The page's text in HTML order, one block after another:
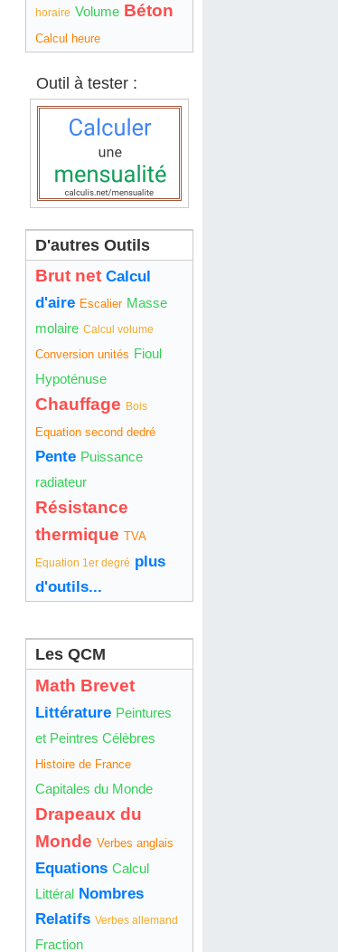
horaire Volume Béton
Calcul heure
Outil à tester :
D'autres Outils
Brut net Calcul
d'aire Escalier Masse
molaire Calcul volume
Conversion unités Fioul
Hypoténuse
Chauffage Bois
Equation second dedré
Pente Puissance
radiateur
Résistance
thermique TVA
Equation 1er degré plus
d'outils...
Les QCM
Math Brevet
Littérature Peintures
et Peintres Célèbres
Histoire de France
Capitales du Monde
Drapeaux du
Monde Verbes anglais
Equations Calcul
Littéral Nombres
Relatifs Verbes allemand
Fraction